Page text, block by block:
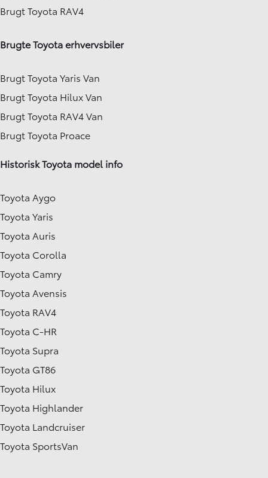
Brugt Toyota RAV4
Brugte Toyota erhvervsbiler
Brugt Toyota Yaris Van
Brugt Toyota Hilux Van
Brugt Toyota RAV4 Van
Brugt Toyota Proace
Historisk Toyota model info
Toyota Aygo
Toyota Yaris
Toyota Auris
Toyota Corolla
Toyota Camry
Toyota Avensis
Toyota RAV4
Toyota C-HR
Toyota Supra
Toyota GT86
Toyota Hilux
Toyota Highlander
Toyota Landcruiser
Toyota SportsVan